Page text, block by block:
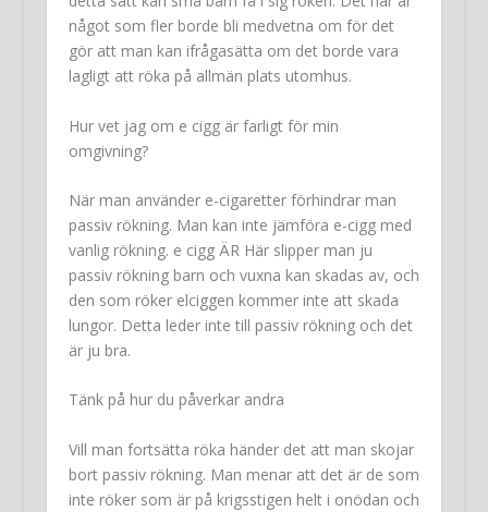
något som fler borde bli medvetna om för det
gör att man kan ifrågasätta om det borde vara
lagligt att röka på allmän plats utomhus.
Hur vet jag om e cigg är farligt för min
omgivning?
När man använder e-cigaretter förhindrar man
passiv rökning. Man kan inte jämföra e-cigg med
vanlig rökning. e cigg ÄR Här slipper man ju
passiv rökning barn och vuxna kan skadas av, och
den som röker elciggen kommer inte att skada
lungor. Detta leder inte till passiv rökning och det
är ju bra.
Tänk på hur du påverkar andra
Vill man fortsätta röka händer det att man skojar
bort passiv rökning. Man menar att det är de som
inte röker som är på krigsstigen helt i onödan och